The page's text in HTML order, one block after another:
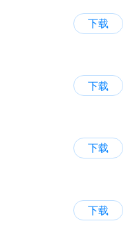
下载
下载
下载
下载